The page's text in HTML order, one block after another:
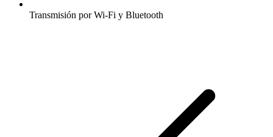
Transmisión por Wi-Fi y Bluetooth